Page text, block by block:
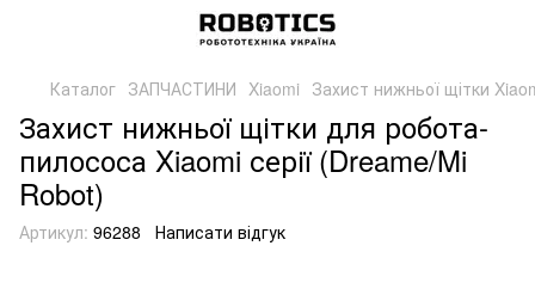
Каталог ЗАПЧАСТИНИ Xiaomi Захист нижньої щітки
Захист нижньої щітки для робота-
пилососа Xiaomi серії (Dreame/Mi
Robot)
Артикул: 96288 Написати відгук